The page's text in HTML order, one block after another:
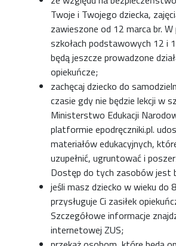
Twoje i Twojego dziecka,
zawieszone od 12 marca br.
szkołach podstawowych 12 i
będą jeszcze prowadzone
opiekuńcze;
zachęcaj dziecko do
czasie gdy nie będzie lekcji w
Ministerstwo Edukacji
platformie epodręczniki.pl.
materiałów edukacyjnych,
uzupełnić, ugruntować i
Dostęp do tych zasobów jest
jeśli masz dziecko w wieku do
przysługuje Ci zasiłek
Szczegółowe informacje
internetowej ZUS;